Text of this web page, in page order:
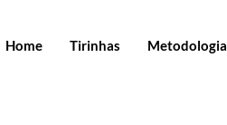
Home Tirinhas Metodologia